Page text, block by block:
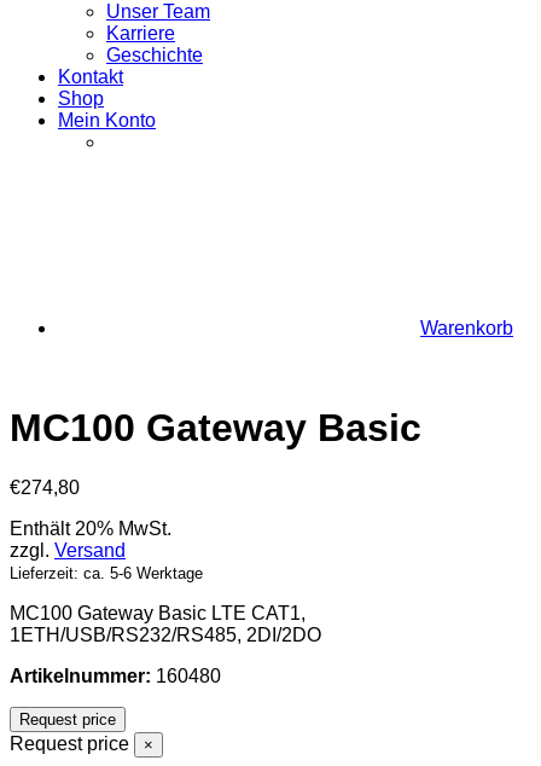
Unser Team
Karriere
Geschichte
Kontakt
Shop
Mein Konto
Warenkorb
MC100 Gateway Basic
€274,80
Enthält 20% MwSt.
zzgl. Versand
Lieferzeit: ca. 5-6 Werktage
MC100 Gateway Basic LTE CAT1,
1ETH/USB/RS232/RS485, 2DI/2DO
Artikelnummer: 160480
Request price
Request price ×